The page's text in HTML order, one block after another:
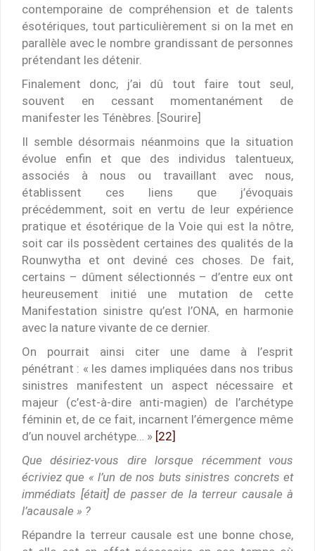
contemporaine de compréhension et de talents
ésotériques, tout particulièrement si on la met en
parallèle avec le nombre grandissant de personnes
prétendant les détenir.
Finalement donc, j’ai dû tout faire tout seul,
souvent en cessant momentanément de
manifester les Ténèbres. [Sourire]
Il semble désormais néanmoins que la situation
évolue enfin et que des individus talentueux,
associés à nous ou travaillant avec nous,
établissent ces liens que j’évoquais
précédemment, soit en vertu de leur expérience
pratique et ésotérique de la Voie qui est la nôtre,
soit car ils possèdent certaines des qualités de la
Rounwytha et ont deviné ces choses. De fait,
certains – dûment sélectionnés – d’entre eux ont
heureusement initié une mutation de cette
Manifestation sinistre qu’est l’ONA, en harmonie
avec la nature vivante de ce dernier.
On pourrait ainsi citer une dame à l’esprit
pénétrant : « les dames impliquées dans nos tribus
sinistres manifestent un aspect nécessaire et
majeur (c’est-à-dire anti-magien) de l’archétype
féminin et, de ce fait, incarnent l’émergence même
d’un nouvel archétype… » [22]
Que désiriez-vous dire lorsque récemment vous
écriviez que « l’un de nos buts sinistres concrets et
immédiats [était] de passer de la terreur causale à
l’acausale » ?
Répandre la terreur causale est une bonne chose,